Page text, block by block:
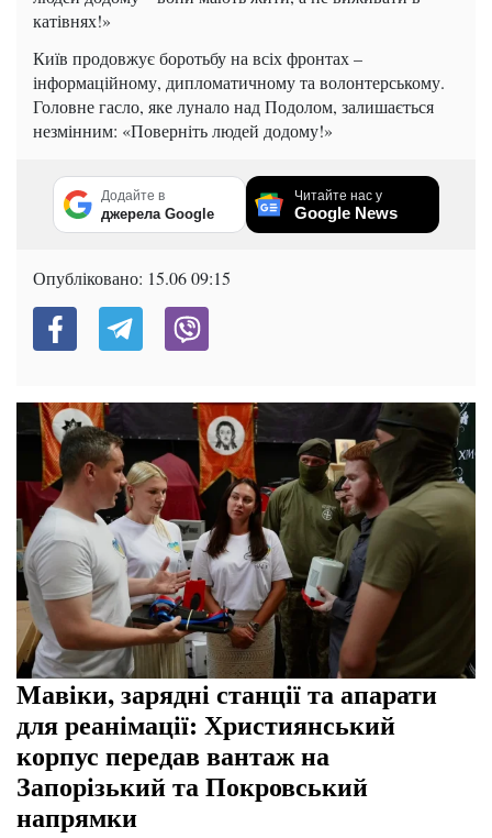
катівнях!»
Київ продовжує боротьбу на всіх фронтах –
інформаційному, дипломатичному та волонтерському.
Головне гасло, яке лунало над Подолом, залишається
незмінним: «Поверніть людей додому!»
Додайте в
джерела Google
Читайте нас у
Google News
Опубліковано: 15.06 09:15
Мавіки, зарядні станції та апарати
для реанімації: Християнський
корпус передав вантаж на
Запорізький та Покровський
напрямки